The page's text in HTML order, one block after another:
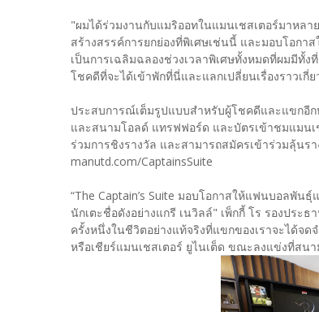
"ผมได้ร่วมงานกับแมริออทในแมนเชสเตอร์มาหล
สร้างสรรค์การยกย่องที่พิเศษเช่นนี้ และมอบโอกา
เป็นการเฉลิมฉลองช่วงเวลาพิเศษทั้งหมดที่ผมมี
โชคดีที่จะได้เข้าพักที่นี่และแลกเปลี่ยนเรื่องราวเ
ประสบการณ์เต็มรูปแบบสำหรับผู้โชคดีและแขกอี
และสนามโอลด์ แทรฟฟอร์ด และบัตรเข้าชมแมน
ร่วมการชิงรางวัล และสามารถสมัครเข้าร่วมลุ้นร
manutd.com/CaptainsSuite
“The Captain’s Suite มอบโอกาสให้แฟนบอลพัน
นักเตะชื่อดังอย่างแกรี เนวิลล์" เพ็กกี้ โร รองปร
ครั้งหนึ่งในชีวิตอย่างแท้จริงที่แขกของเราจะได้จ
หรือเชียร์แมนเชสเตอร์ ยูไนเต็ด ขณะลงแข่งที่สน